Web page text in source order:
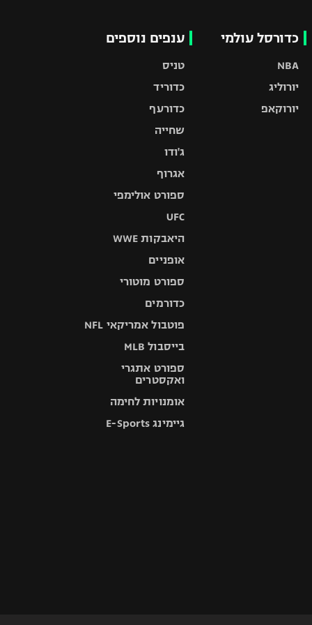
כדורסל עולמי
NBA
יורוליג
יורוקאפ
ענפים נוספים
טניס
כדוריד
כדורעף
שחייה
ג'ודו
אגרוף
ספורט אולימפי
UFC
היאבקות WWE
אופניים
ספורט מוטורי
כדורמים
פוטבול אמריקאי NFL
בייסבול MLB
ספורט אתגרי
ואקסטרים
אומנויות לחימה
גיימינג E-Sports